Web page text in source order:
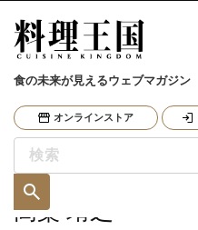
食の未来が見えるウェブマガジン
オンラインストア
高桑 靖之